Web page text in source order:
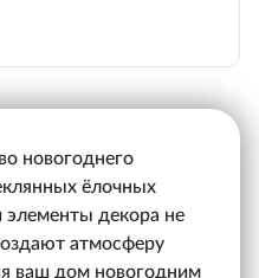
новогоднего
ёлочных
элементы декора не
атмосферу
ваш дом новогодним